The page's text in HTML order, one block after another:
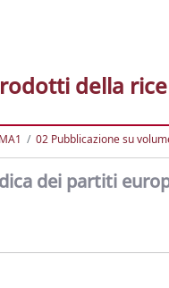
della
02 Pubblicazione su
dei partiti